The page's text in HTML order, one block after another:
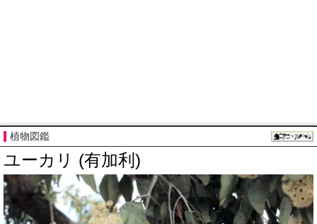
植物図鑑
ユーカリ (有加利)